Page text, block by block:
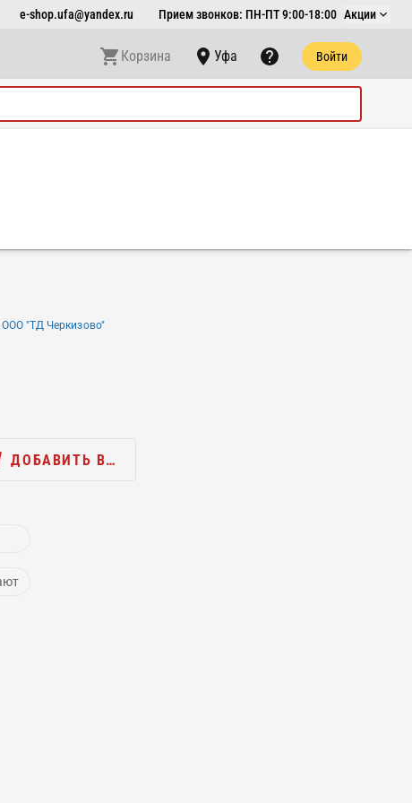
e-shop.ufa@yandex.ru Прием звонков: ПН-ПТ 9:00-18:00 Акции
Корзина Уфа Войти
ООО "ТД Черкизово"
ДОБАВИТЬ В…